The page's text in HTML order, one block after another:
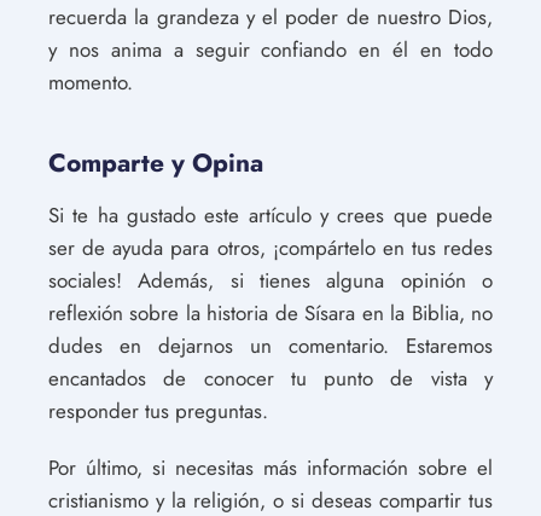
recuerda la grandeza y el poder de nuestro Dios,
y nos anima a seguir confiando en él en todo
momento.
Comparte y Opina
Si te ha gustado este artículo y crees que puede
ser de ayuda para otros, ¡compártelo en tus redes
sociales! Además, si tienes alguna opinión o
reflexión sobre la historia de Sísara en la Biblia, no
dudes en dejarnos un comentario. Estaremos
encantados de conocer tu punto de vista y
responder tus preguntas.
Por último, si necesitas más información sobre el
cristianismo y la religión, o si deseas compartir tus